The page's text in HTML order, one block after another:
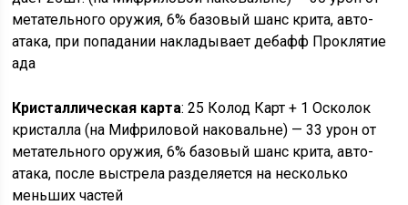
метательного оружия, 6% базовый шанс крита, авто-
атака, при попадании накладывает дебафф Проклятие
ада
Кристаллическая карта: 25 Колод Карт + 1 Осколок
кристалла (на Мифриловой наковальне) — 33 урон от
метательного оружия, 6% базовый шанс крита, авто-
атака, после выстрела разделяется на несколько
меньших частей